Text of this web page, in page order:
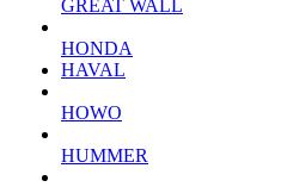
GREAT WALL
HONDA
HAVAL
HOWO
HUMMER